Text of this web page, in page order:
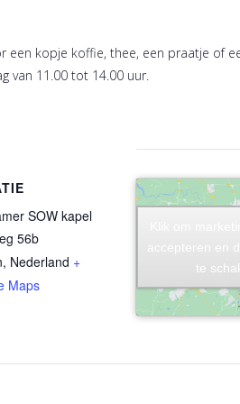
een kopje koffie, thee, een praatje of
van 11.00 tot 14.00 uur.
SOW kapel
56b
, Nederland +
Maps
accepteren en
te
accepteren en
te